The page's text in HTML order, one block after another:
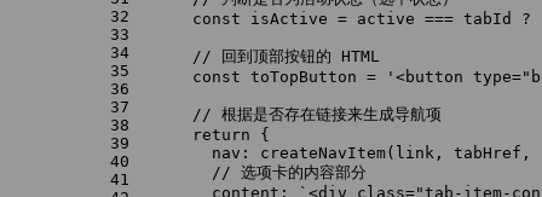
32
33
34
35
36
37
38
39
40
41
const isActive = active === tabId ?
// 回到顶部按钮的 HTML
const toTopButton = '<button
// 根据是否存在链接来生成导航项
return {
nav : createNavItem(link, tabHref,
// 选项卡的内容部分
content :
`<div class="tab-item-